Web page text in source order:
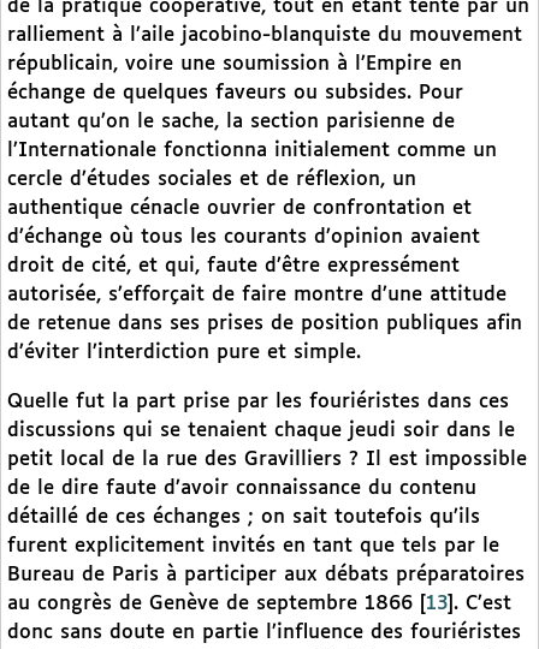
de la pratique coopérative, tout en étant tenté par un
ralliement à l’aile jacobino-blanquiste du mouvement
républicain, voire une soumission à l’Empire en
échange de quelques faveurs ou subsides. Pour
autant qu’on le sache, la section parisienne de
l’Internationale fonctionna initialement comme un
cercle d’études sociales et de réflexion, un
authentique cénacle ouvrier de confrontation et
d’échange où tous les courants d’opinion avaient
droit de cité, et qui, faute d’être expressément
autorisée, s’efforçait de faire montre d’une attitude
de retenue dans ses prises de position publiques afin
d’éviter l’interdiction pure et simple.
Quelle fut la part prise par les fouriéristes dans ces
discussions qui se tenaient chaque jeudi soir dans le
petit local de la rue des Gravilliers ? Il est impossible
de le dire faute d’avoir connaissance du contenu
détaillé de ces échanges ; on sait toutefois qu’ils
furent explicitement invités en tant que tels par le
Bureau de Paris à participer aux débats préparatoires
au congrès de Genève de septembre 1866
13 . C’est
donc sans doute en partie l’influence des fouriéristes